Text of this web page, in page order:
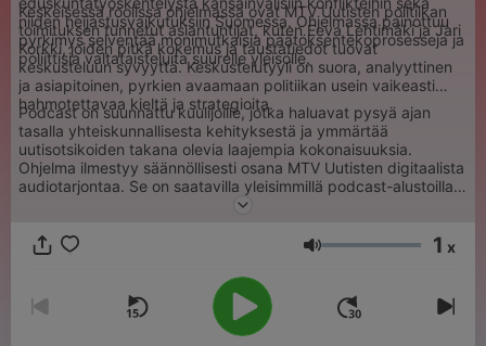
niiden heijastusvaikutuksiin Suomessa. Ohjelmassa painottuu
pyrkimys selventää monimutkaisia päätöksentekoprosesseja ja
poliittisia valtataisteluita suurelle yleisölle.
Keskeisessä roolissa ohjelmassa ovat MTV Uutisten politiikan
toimituksen tunnetut asiantuntijat, kuten Eeva Lehtimäki ja Jari
Korkki, joiden pitkä kokemus ja taustatiedot tuovat
keskusteluun syvyyttä. Keskustelutyyli on suora, analyyttinen
ja asiapitoinen, pyrkien avaamaan politiikan usein vaikeasti
hahmotettavaa kieltä ja strategioita.
Podcast on suunnattu kuulijoille, jotka haluavat pysyä ajan
tasalla yhteiskunnallisesta kehityksestä ja ymmärtää
uutisotsikoiden takana olevia laajempia kokonaisuuksia.
Ohjelma ilmestyy säännöllisesti osana MTV Uutisten digitaalista
audiotarjontaa. Se on saatavilla yleisimmillä podcast-alustoilla
ja se täydentää kanavan perinteistä uutisjournalismia
vallankäyttöä ja ajankohtaista keskustelua.
Äänenvoimakkuus
1 x